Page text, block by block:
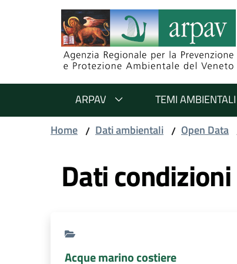
Salta al contenuto
Salta alla navigazione
Salta al footer
ARPAV TEMI AMBIENTALI
Home / Dati ambientali / Open Data
Dati
Acque marino costiere